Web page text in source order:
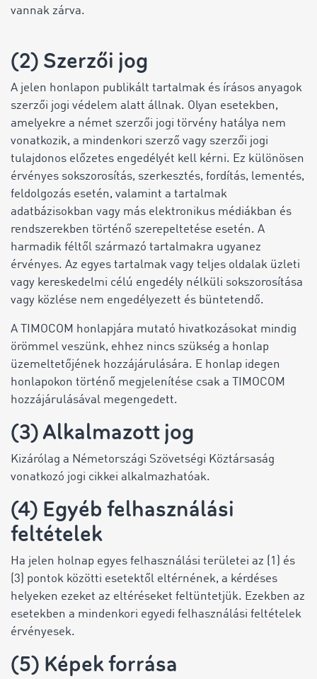
vannak zárva.
(2) Szerzői jog
A jelen honlapon publikált tartalmak és írásos anyagok
szerzői jogi védelem alatt állnak. Olyan esetekben,
amelyekre a német szerzői jogi törvény hatálya nem
vonatkozik, a mindenkori szerző vagy szerzői jogi
tulajdonos előzetes engedélyét kell kérni. Ez különösen
érvényes sokszorosítás, szerkesztés, fordítás, lementés,
feldolgozás esetén, valamint a tartalmak
adatbázisokban vagy más elektronikus médiákban és
rendszerekben történő szerepeltetése esetén. A
harmadik féltől származó tartalmakra ugyanez
érvényes. Az egyes tartalmak vagy teljes oldalak üzleti
vagy kereskedelmi célú engedély nélküli sokszorosítása
vagy közlése nem engedélyezett és büntetendő.
A TIMOCOM honlapjára mutató hivatkozásokat mindig
örömmel veszünk, ehhez nincs szükség a honlap
üzemeltetőjének hozzájárulására. E honlap idegen
honlapokon történő megjelenítése csak a TIMOCOM
hozzájárulásával megengedett.
(3) Alkalmazott jog
Kizárólag a Németországi Szövetségi Köztársaság
vonatkozó jogi cikkei alkalmazhatóak.
(4) Egyéb felhasználási
feltételek
Ha jelen holnap egyes felhasználási területei az (1) és
(3) pontok közötti esetektől eltérnének, a kérdéses
helyeken ezeket az eltéréseket feltüntetjük. Ezekben az
esetekben a mindenkori egyedi felhasználási feltételek
érvényesek.
(5) Képek forrása